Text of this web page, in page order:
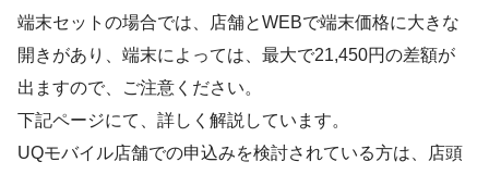
端末セットの場合では、店舗とWEBで端末価格に大きな
開きがあり、端末によっては、最大で21,450円の差額が
出ますので、ご注意ください。
下記ページにて、詳しく解説しています。
UQモバイル店舗での申込みを検討されている方は、店頭